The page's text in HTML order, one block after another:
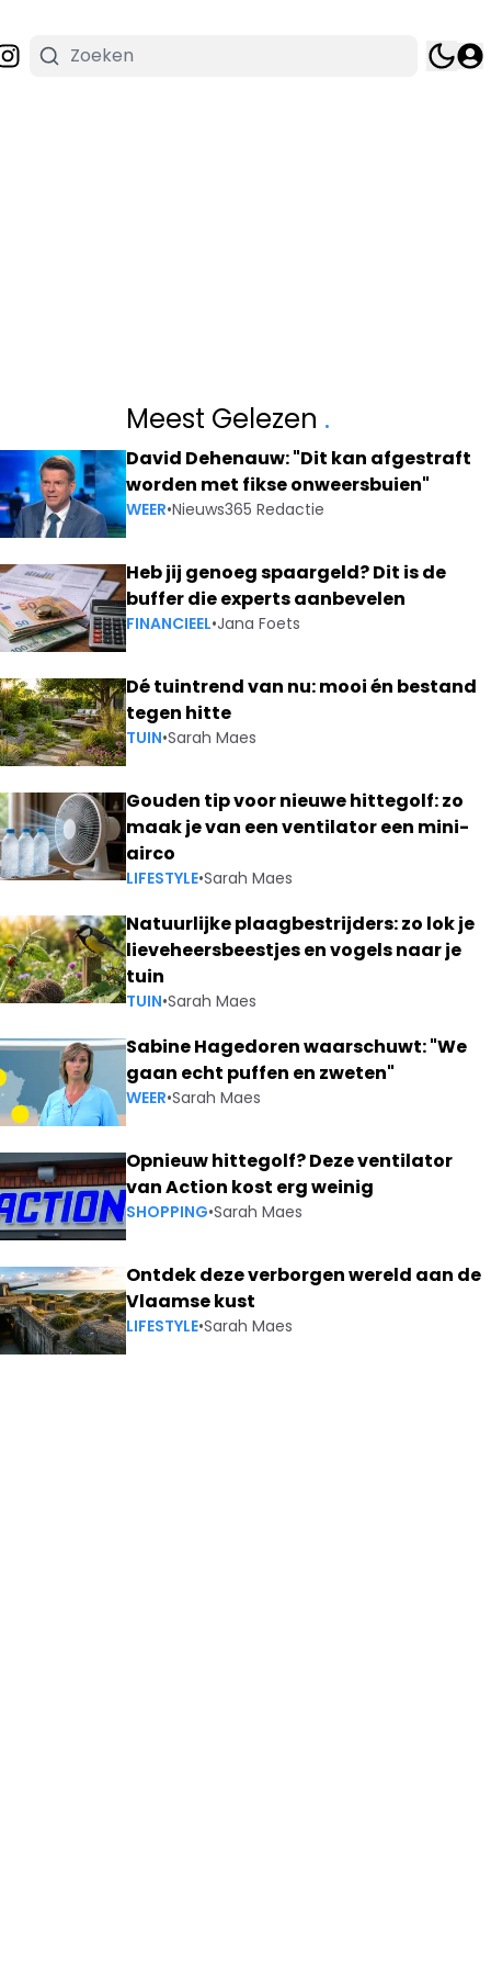
Meest Gelezen .
David Dehenauw: "Dit kan afgestraft
worden met fikse onweersbuien"
WEER•Nieuws365 Redactie
Heb jij genoeg spaargeld? Dit is de
buffer die experts aanbevelen
FINANCIEEL•Jana Foets
Dé tuintrend van nu: mooi én bestand
tegen hitte
TUIN•Sarah Maes
Gouden tip voor nieuwe hittegolf: zo
maak je van een ventilator een mini-
airco
LIFESTYLE•Sarah Maes
Natuurlijke plaagbestrijders: zo lok je
lieveheersbeestjes en vogels naar je
tuin
TUIN•Sarah Maes
Sabine Hagedoren waarschuwt: "We
gaan echt puffen en zweten"
WEER•Sarah Maes
Opnieuw hittegolf? Deze ventilator
van Action kost erg weinig
SHOPPING•Sarah Maes
Ontdek deze verborgen wereld aan de
Vlaamse kust
LIFESTYLE•Sarah Maes
DEN STEEN HEEFT BIJZONDER